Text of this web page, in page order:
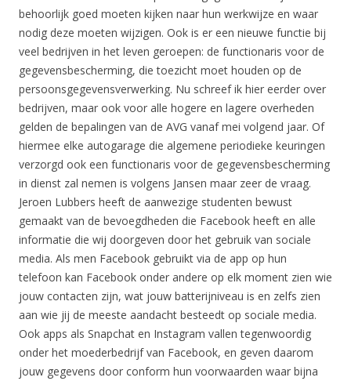
behoorlijk goed moeten kijken naar hun werkwijze en waar
nodig deze moeten wijzigen. Ook is er een nieuwe functie bij
veel bedrijven in het leven geroepen: de functionaris voor de
gegevensbescherming, die toezicht moet houden op de
persoonsgegevensverwerking. Nu schreef ik hier eerder over
bedrijven, maar ook voor alle hogere en lagere overheden
gelden de bepalingen van de AVG vanaf mei volgend jaar. Of
hiermee elke autogarage die algemene periodieke keuringen
verzorgd ook een functionaris voor de gegevensbescherming
in dienst zal nemen is volgens Jansen maar zeer de vraag.
Jeroen Lubbers heeft de aanwezige studenten bewust
gemaakt van de bevoegdheden die Facebook heeft en alle
informatie die wij doorgeven door het gebruik van sociale
media. Als men Facebook gebruikt via de app op hun
telefoon kan Facebook onder andere op elk moment zien wie
jouw contacten zijn, wat jouw batterijniveau is en zelfs zien
aan wie jij de meeste aandacht besteedt op sociale media.
Ook apps als Snapchat en Instagram vallen tegenwoordig
onder het moederbedrijf van Facebook, en geven daarom
jouw gegevens door conform hun voorwaarden waar bijna